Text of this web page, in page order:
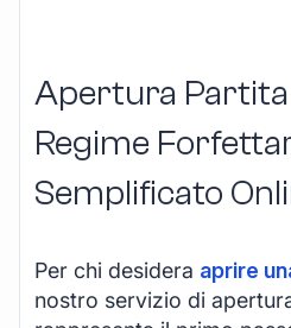
Apertura Partita
Regime
Semplificato
Per chi desidera aprire
nostro servizio di